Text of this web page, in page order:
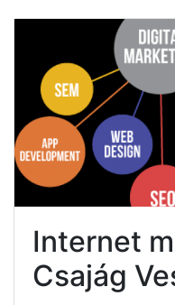
Internet
Csajág